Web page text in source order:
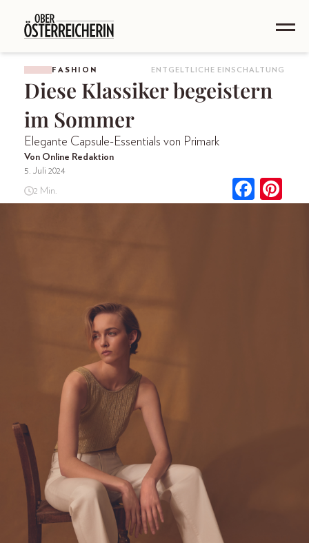
FASHION ENTGELTLICHE EINSCHALTUNG
Diese Klassiker begeistern
im Sommer
Elegante Capsule-Essentials von Primark
Von Online Redaktion
5. Juli 2024
2 Min.